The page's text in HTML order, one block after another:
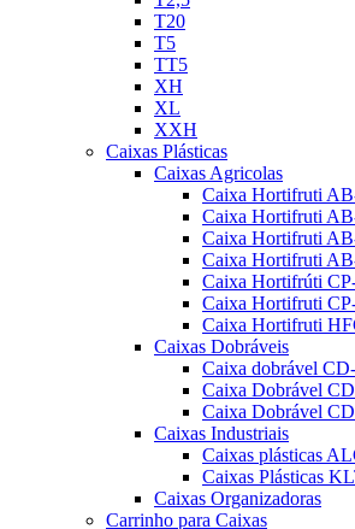
T20
T5
TT5
XH
XL
XXH
Caixas Plásticas
Caixas Agricolas
Caixa Hortifruti
Caixa Hortifruti
Caixa Hortifruti
Caixa Hortifruti
Caixa Hortifrúti
Caixa Hortifruti
Caixa Hortifruti
Caixas Dobráveis
Caixa dobrável
Caixa Dobrável
Caixa Dobrável
Caixas Industriais
Caixas plásticas
Caixas Plásticas
Caixas Organizadoras
Carrinho para Caixas